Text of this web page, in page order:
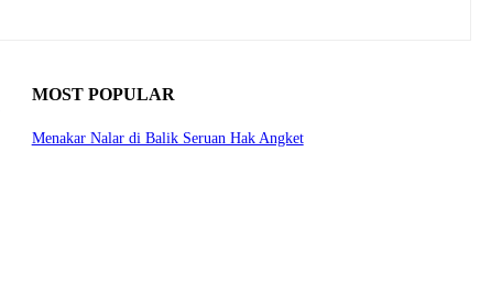
MOST POPULAR
Menakar Nalar di Balik Seruan Hak Angket